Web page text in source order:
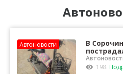
Автоновости
В
водитель
198